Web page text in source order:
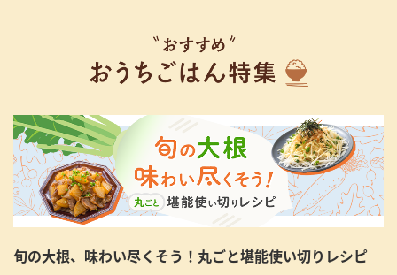
旬の大根、味わい尽くそう！丸ごと堪能使い切りレシピ